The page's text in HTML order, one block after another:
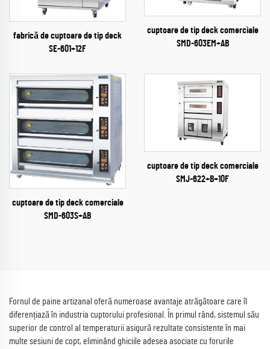
fabrică de cuptoare de tip deck
SE-601+12F
cuptoare de tip deck comerciale
SMD-603EM+AB
cuptoare de tip deck comerciale
SMD-603S+AB
cuptoare de tip deck comerciale
SMJ-622+B+10F
Fornul de paine artizanal oferă numeroase avantaje atrăgătoare care îl
diferențiază în industria cuptorului profesional. În primul rând, sistemul său
superior de control al temperaturii asigură rezultate consistente în mai
multe sesiuni de copt, eliminând ghiciile adesea asociate cu forurile